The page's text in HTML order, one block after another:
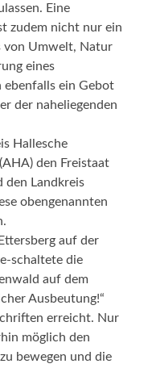
Eine
zudem nicht nur ein
von Umwelt, Natur
eines
ebenfalls ein Gebot
der naheliegenden
Hallesche
den Freistaat
den Landkreis
obengenannten
auf der
schaltete die
auf dem
Ausbeutung!“
erreicht. Nur
möglich den
bewegen und die